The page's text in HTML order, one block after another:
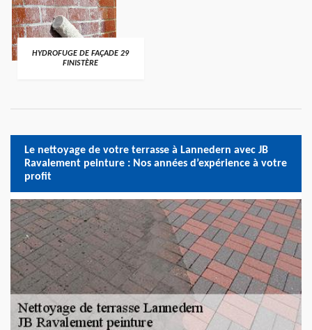
HYDROFUGE DE FAÇADE 29
FINISTÈRE
Le nettoyage de votre terrasse à Lannedern avec JB
Ravalement peinture : Nos années d’expérience à votre
profit